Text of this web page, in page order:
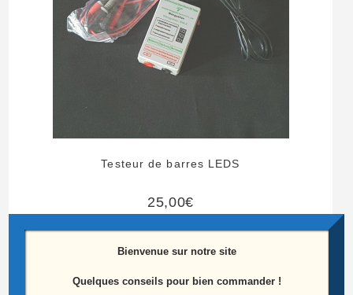
Testeur de barres LEDS
25,00€
Ajouter au panier
Bienvenue sur notre site
Quelques conseils pour bien commander !